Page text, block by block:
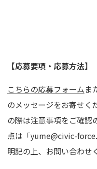
【応募要項・応募方法】
こちらの応募フォームま
のメッセージをお寄せく
の際は注意事項をご確認
点は「yume@civic-
明記の上、お問い合わせ